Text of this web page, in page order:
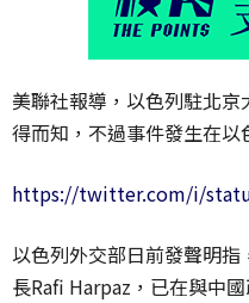
美聯社報導，以色列駐北
得而知，不過事件發生在以
https://twitter.com/i/
以色列外交部日前發聲明
長Rafi Harpaz，已在與中